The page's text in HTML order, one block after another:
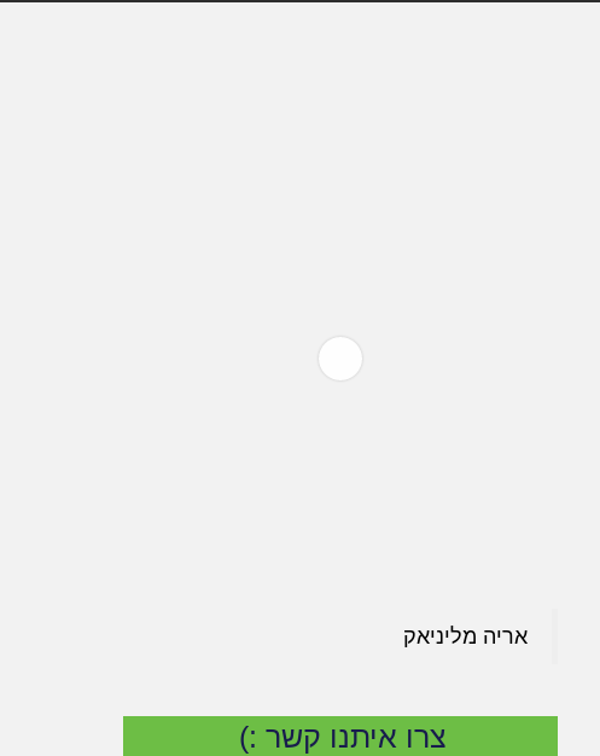
צרו איתנו קשר :)